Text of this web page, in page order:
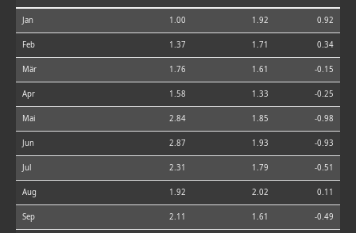
Jan 1.00 1.92 0.92
Feb 1.37 1.71 0.34
Mär 1.76 1.61 -0.15
Apr 1.58 1.33 -0.25
Mai 2.84 1.85 -0.98
Jun 2.87 1.93 -0.93
Jul 2.31 1.79 -0.51
Aug 1.92 2.02 0.11
Sep 2.11 1.61 -0.49